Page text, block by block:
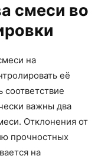
смеси во
на
её
соответствие
важны два
Отклонения от
прочностных
на